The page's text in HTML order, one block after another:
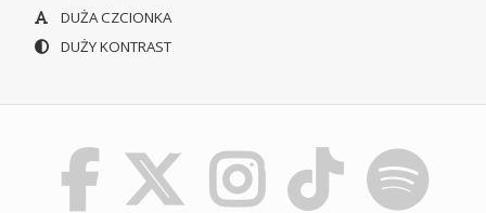
DUŻA CZCIONKA
DUŻY KONTRAST